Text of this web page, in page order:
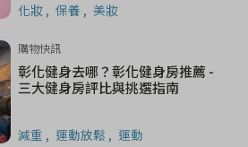
化妝 保養 美妝
購物快訊
彰化健身去哪？彰化健身房推薦 -
三大健身房評比與挑選指南
減重 運動放鬆 運動